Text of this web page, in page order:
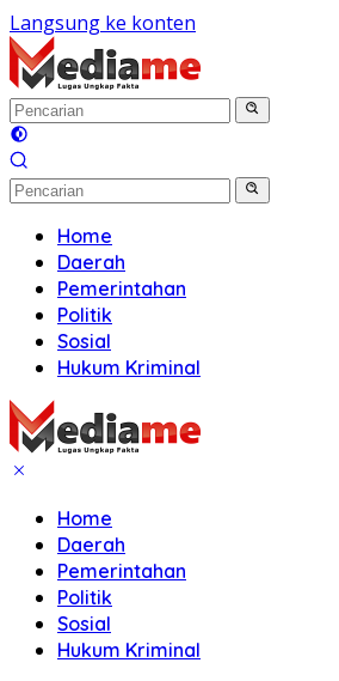
Langsung ke konten
Home
Daerah
Pemerintahan
Politik
Sosial
Hukum Kriminal
Home
Daerah
Pemerintahan
Politik
Sosial
Hukum Kriminal